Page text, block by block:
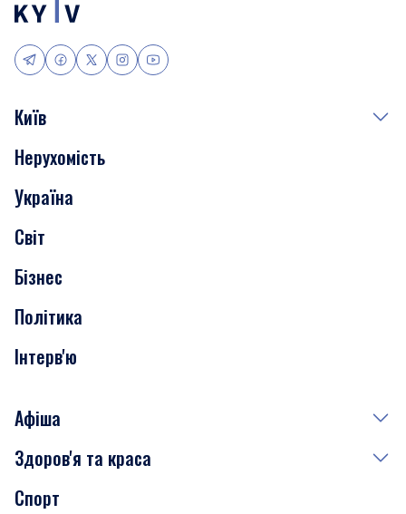
Київ
Події
Скандали
Нерухомість
Транспорт
Нерухомість
Україна
Світ
Бізнес
Політика
Інтерв'ю
Афіша
Сьогодні
Завтра
Здоров'я та краса
Спорт